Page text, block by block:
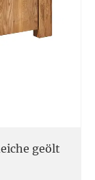
geölt